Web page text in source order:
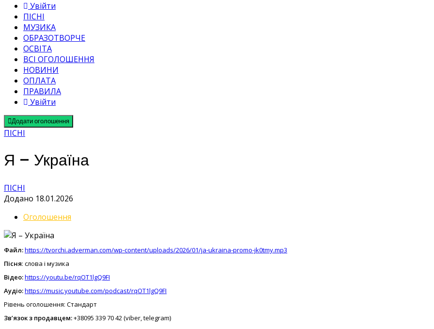
Увійти
ПІСНІ
МУЗИКА
ОБРАЗОТВОРЧЕ
ОСВІТА
ВСІ ОГОЛОШЕННЯ
НОВИНИ
ОПЛАТА
ПРАВИЛА
Увійти
Додати оголошення
ПІСНІ
Я – Україна
ПІСНІ
Додано 18.01.2026
Оголошення
Файл:https://tvorchi.adverman.com/wp-content/uploads/2026/01/ja-ukraina-promo-jk0tmy.mp3
Пісня: слова і музика
Відео:https://youtu.be/rqOT1lgQ9FI
Аудіо:https://music.youtube.com/podcast/rqOT1lgQ9FI
Рівень оголошення: Стандарт
Зв’язок з продавцем:+38095 339 70 42 (viber, telegram)